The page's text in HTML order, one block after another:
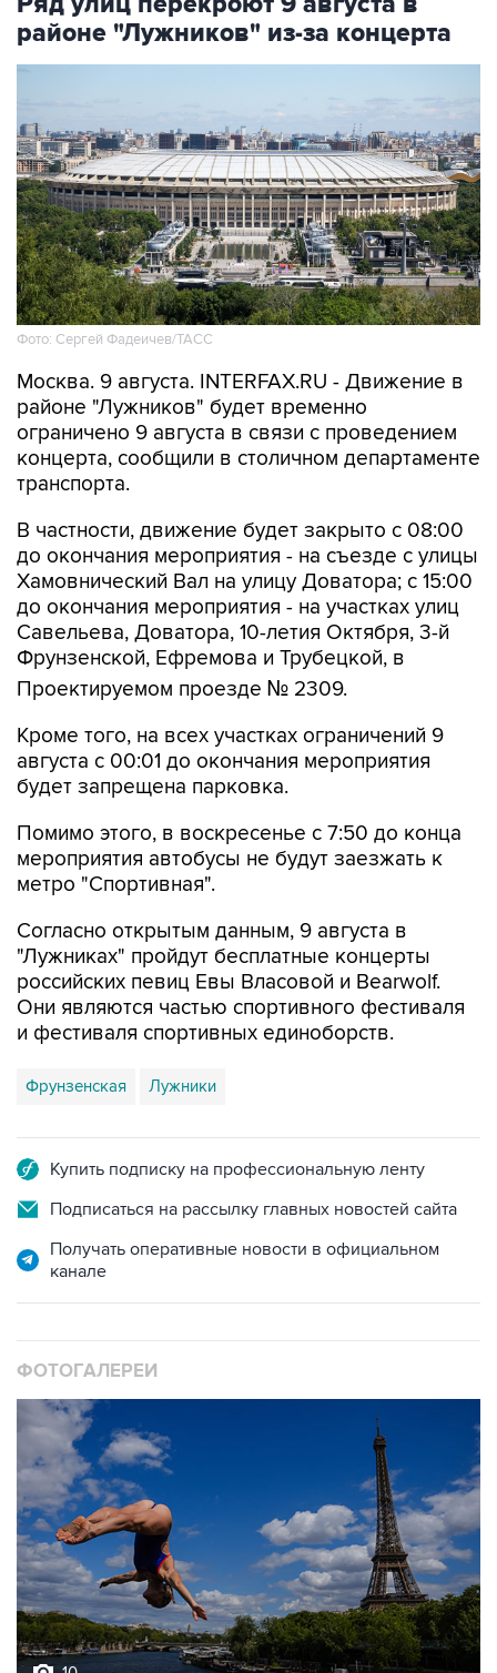
районе "Лужников" из-за концерта
Фото: Сергей Фадеичев/ТАСС
Москва. 9 августа. INTERFAX.RU - Движение в
районе "Лужников" будет временно
ограничено 9 августа в связи с проведением
концерта, сообщили в столичном департаменте
транспорта.
В частности, движение будет закрыто с 08:00
до окончания мероприятия - на съезде с улицы
Хамовнический Вал на улицу Доватора; с 15:00
до окончания мероприятия - на участках улиц
Савельева, Доватора, 10-летия Октября, 3-й
Фрунзенской, Ефремова и Трубецкой, в
Проектируемом проезде № 2309.
Кроме того, на всех участках ограничений 9
августа с 00:01 до окончания мероприятия
будет запрещена парковка.
Помимо этого, в воскресенье с 7:50 до конца
мероприятия автобусы не будут заезжать к
метро "Спортивная".
Согласно открытым данным, 9 августа в
"Лужниках" пройдут бесплатные концерты
российских певиц Евы Власовой и Bearwolf.
Они являются частью спортивного фестиваля
и фестиваля спортивных единоборств.
Фрунзенская Лужники
Купить подписку на профессиональную ленту
Подписаться на рассылку главных новостей сайта
Получать оперативные новости в официальном
канале
ФОТОГАЛЕРЕИ